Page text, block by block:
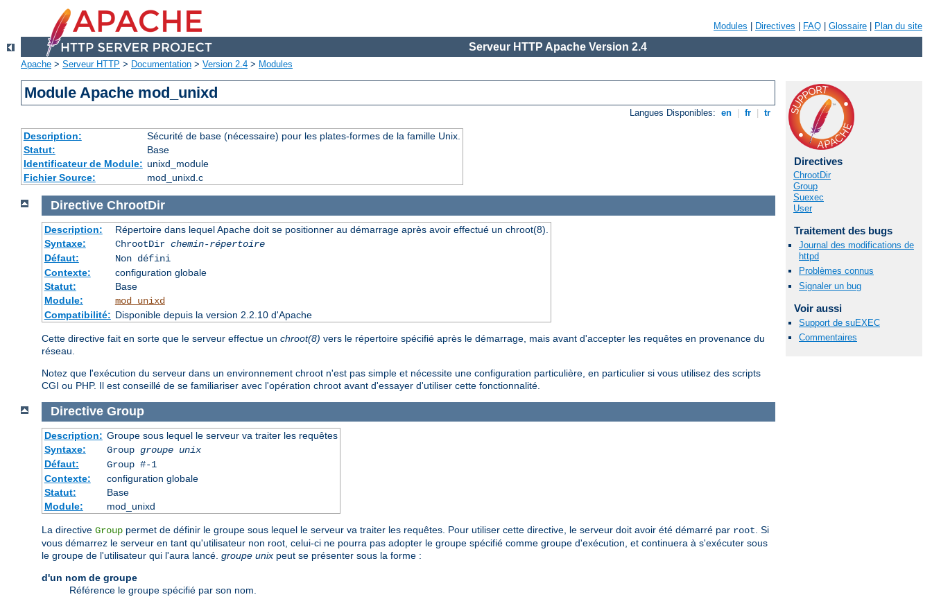
Modules Directives FAQ Glossaire Plan du site
Serveur HTTP Apache Version 2.4
Apache > Serveur HTTP > Documentation > Version 2.4 > Modules
Module Apache mod_unixd
Langues Disponibles: en fr tr
Description:
Sécurité de base (nécessaire) pour les plates-formes de la famille Unix.
Statut:
Base
Identificateur de Module: unixd_module
Fichier Source:
mod_unixd.c
Directives
ChrootDir
Group
Suexec
User
Traitement des bugs
Journal des modifications de
httpd
Problèmes connus
Signaler un bug
Voir aussi
Support de suEXEC
Commentaires
Directive ChrootDir
Description:
Répertoire dans lequel Apache doit se positionner au démarrage après avoir effectué un chroot(8).
Syntaxe:
ChrootDir chemin-répertoire
Défaut:
Non défini
Contexte:
configuration globale
Statut:
Base
Module:
mod_unixd
Compatibilité: Disponible depuis la version 2.2.10 d'Apache
Cette directive fait en sorte que le serveur effectue un chroot(8) vers le répertoire spécifié après le démarrage, mais avant d'accepter les requêtes en provenance du
réseau.
Notez que l'exécution du serveur dans un environnement chroot n'est pas simple et nécessite une configuration particulière, en particulier si vous utilisez des scripts
CGI ou PHP. Il est conseillé de se familiariser avec l'opération chroot avant d'essayer d'utiliser cette fonctionnalité.
Directive Group
Description: Groupe sous lequel le serveur va traiter les requêtes
Syntaxe:
Group groupe unix
Défaut:
Group #-1
Contexte:
configuration globale
Statut:
Base
Module:
mod_unixd
La directive Group permet de définir le groupe sous lequel le serveur va traiter les requêtes. Pour utiliser cette directive, le serveur doit avoir été démarré par root . Si
vous démarrez le serveur en tant qu'utilisateur non root, celui-ci ne pourra pas adopter le groupe spécifié comme groupe d'exécution, et continuera à s'exécuter sous
le groupe de l'utilisateur qui l'aura lancé. groupe unix peut se présenter sous la forme :
d'un nom de groupe
Référence le groupe spécifié par son nom.